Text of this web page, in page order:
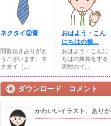
ネクタイ②青
閲覧頂きありがと
うございます。ネ
クタイ（...
おはよう・こん
にちはの挨...
おはよう・こんに
ちはの挨拶をする
男性のイ...
ダウンロード コメント
かわいいイラスト、ありが